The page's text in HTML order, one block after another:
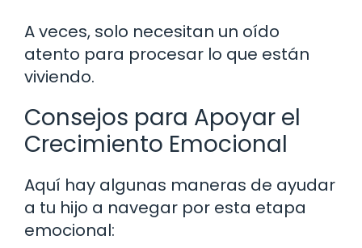
A veces, solo necesitan un oído
atento para procesar lo que están
viviendo.
Consejos para Apoyar el
Crecimiento Emocional
Aquí hay algunas maneras de ayudar
a tu hijo a navegar por esta etapa
emocional: